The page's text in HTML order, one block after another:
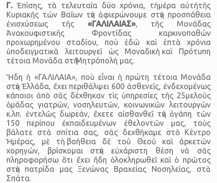
Γ. Ἐπίσης, τὰ τελευταῖα δύο χρόνια, τὴ μέρα αὐτὴ τῆς
Κυριακῆς τῶν Βαΐων τὴν ἀφιερώνουμε στὴν προσπάθεια
ἐνισχύσεως τῆς «ΓΑΛΙΛΑΙΑΣ», τῆς Μονάδας
Ἀνακουφιστικῆς Φροντίδας καρκινοπαθῶν
προχωρημένου σταδίου, ποὺ ἐδῶ καὶ ἑπτὰ χρόνια
ὑποδειγματικὰ λειτουργεῖ ὡς Μοναδικὴ καὶ Πρότυπη
τέτοια Μονάδα στὴ Μητρόπολή μας.
Ἤδη ἡ «ΓΑΛΙΛΑΙΑ», ποὺ εἶναι ἡ πρώτη τέτοια Μονάδα
στὴν Ἑλλάδα, ἔχει περιθάλψει 600 ἀσθενεῖς, ἐνδεχομένως
κάποιοι ἀπὸ σᾶς δέχθηκαν τὶς ὑπηρεσίες τῆς 25μελοῦς
ὁμάδας γιατρῶν, νοσηλευτῶν, κοινωνικῶν λειτουργῶν
κ.λπ. ἐντελῶς δωρεάν, ἔχετε αἰσθανθεῖ τὴν ἀγάπη τῶν
150 περίπου ἐκπαιδευμένων ἐθελοντῶν μας, τοὺς
βάλατε στὰ σπίτια σας, σᾶς δεχθήκαμε στὸ Κέντρο
Ἡμέρας, μὲ τὴ βοήθεια δὲ τοῦ Θεοῦ καὶ ἀρκετῶν
χορηγῶν, βρίσκομαι στὴν εὐχάριστη θέση νὰ σᾶς
πληροφορήσω ὅτι ἔχει ἤδη ὁλοκληρωθεῖ καὶ ὁ πρῶτος
στὴν πατρίδα μας Ξενώνας Βραχείας Νοσηλείας, στὰ
Σπάτα.